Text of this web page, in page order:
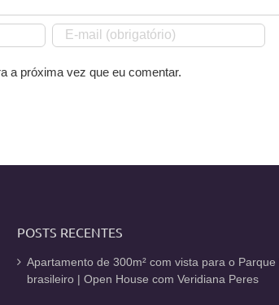
a próxima vez que eu comentar.
POSTS RECENTES
Apartamento de 300m² com vista para o
brasileiro | Open House com Veridiana Peres